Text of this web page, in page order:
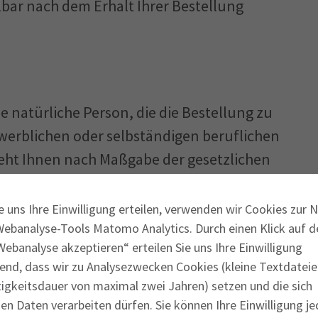
uns Ihre Einwilligung erteilen, verwenden wir Cookies zur
Tools Matomo Analytics. Durch einen Klick auf
akzeptieren“ erteilen Sie uns Ihre Einwilligung
dass wir zu Analysezwecken Cookies (kleine
von maximal zwei Jahren) setzen und die sich
Daten verarbeiten dürfen. Sie können Ihre Einwilligung
nach dem Erhalt Ihrer Bestellung
natürliche Person, die die Bestellung zu
oder selbständigen beruflichen
Ihnen nach Maßgabe der gesetzlichen
Widerrufsrecht nach Ziffer 4.1 Gebrauch,
Rücksendung zu tragen.
die Regelungen, die im Einzelnen